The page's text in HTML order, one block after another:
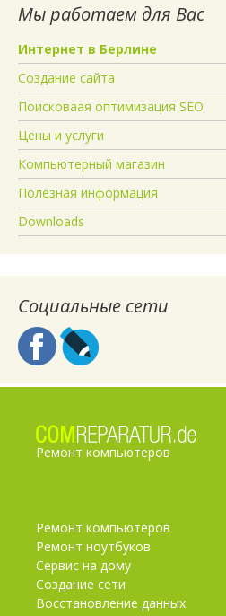
Мы работаем для Вас
Интернет в Берлине
Создание сайта
Поисковаая оптимизация SEO
Цены и услуги
Компьютерный магазин
Полезная информация
Downloads
Социальные сети
Ремонт компьютеров
Ремонт компьютеров
Ремонт ноутбуков
Сервис на дому
Создание сети
Восстановление данных